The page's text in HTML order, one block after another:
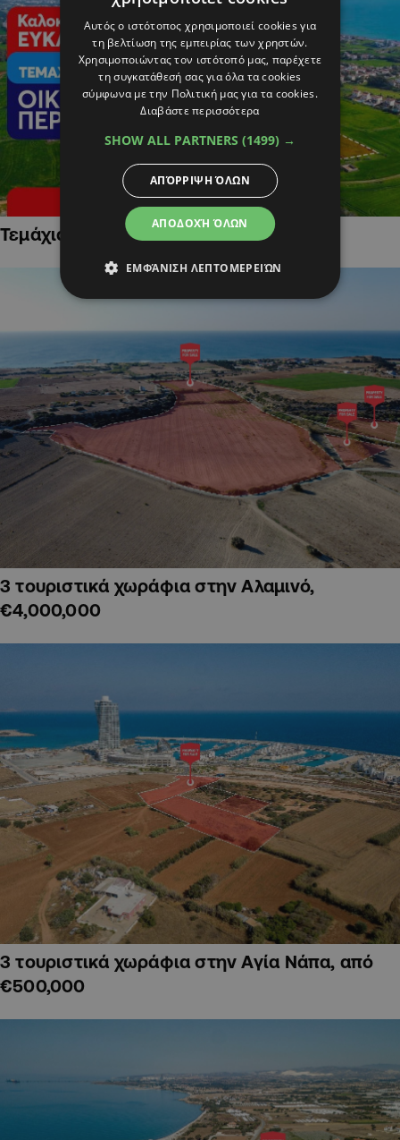
Τεμάχια Γης σε Οικιστικές Περιοχές
3 τουριστικά χωράφια στην Αλαμινό,
€4,000,000
3 τουριστικά χωράφια στην Αγία Νάπα, από
€500,000
Αυτός ο ιστότοπος χρησιμοποιεί cookies για
τη βελτίωση της εμπειρίας των χρηστών.
Χρησιμοποιώντας τον ιστότοπό μας, παρέχετε
τη συγκατάθεσή σας για όλα τα cookies
σύμφωνα με την Πολιτική μας για τα cookies.
Διαβάστε περισσότερα
SHOW ALL PARTNERS (1499) →
ΑΠΟΔΟΧΉ ΌΛΩΝ
ΑΠΌΡΡΙΨΗ ΌΛΩΝ
ΕΜΦΆΝΙΣΗ ΛΕΠΤΟΜΕΡΕΙΏΝ